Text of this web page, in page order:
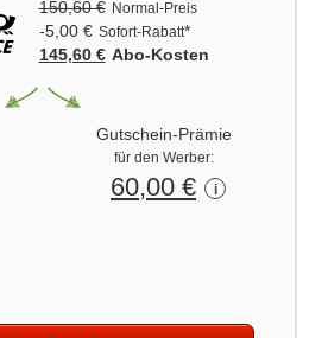
150,60 € Normal-Preis
-5,00 € Sofort-Rabatt*
145,60 € Abo‑Kosten
Gutschein-Prämie
für den Werber:
60,00 € i